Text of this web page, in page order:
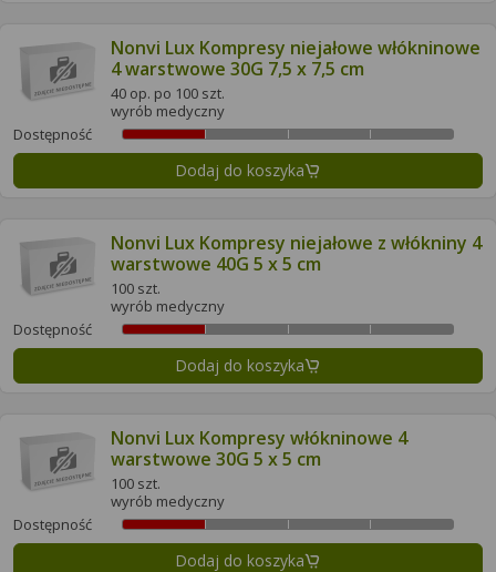
Nonvi Lux Kompresy niejałowe włókninowe
4 warstwowe 30G 7,5 x 7,5 cm
40 op. po 100 szt.
wyrób medyczny
Dostępność
Dodaj do koszyka
Nonvi Lux Kompresy niejałowe z włókniny 4
warstwowe 40G 5 x 5 cm
100 szt.
wyrób medyczny
Dostępność
Dodaj do koszyka
Nonvi Lux Kompresy włókninowe 4
warstwowe 30G 5 x 5 cm
100 szt.
wyrób medyczny
Dostępność
Dodaj do koszyka